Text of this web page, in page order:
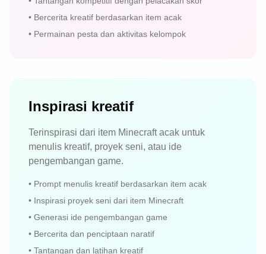
• Bercerita kreatif berdasarkan item acak
• Permainan pesta dan aktivitas kelompok
Inspirasi kreatif
Terinspirasi dari item Minecraft acak untuk
menulis kreatif, proyek seni, atau ide
pengembangan game.
• Prompt menulis kreatif berdasarkan item acak
• Inspirasi proyek seni dari item Minecraft
• Generasi ide pengembangan game
• Bercerita dan penciptaan naratif
• Tantangan dan latihan kreatif